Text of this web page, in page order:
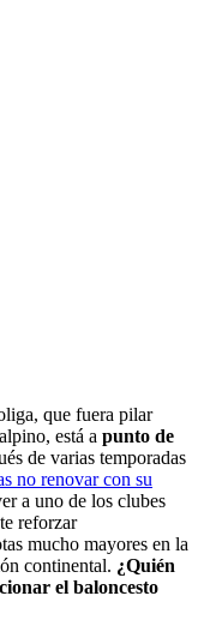
que fuera pilar
está a punto de
de varias temporadas
no renovar con su
a uno de los clubes
reforzar
mucho mayores en la
continental. ¿Quién
el baloncesto